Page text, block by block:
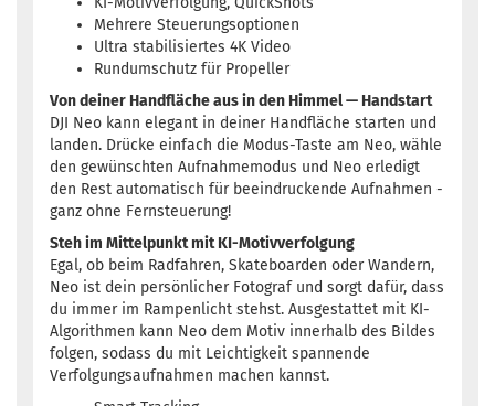
Mehrere Steuerungsoptionen
Ultra stabilisiertes 4K Video
Rundumschutz für Propeller
Von deiner Handfläche aus in den Himmel — Handstart
DJI Neo kann elegant in deiner Handfläche starten und
landen. Drücke einfach die Modus-Taste am Neo, wähle
den gewünschten Aufnahmemodus und Neo erledigt
den Rest automatisch für beeindruckende Aufnahmen -
ganz ohne Fernsteuerung!
Steh im Mittelpunkt mit KI-Motivverfolgung
Egal, ob beim Radfahren, Skateboarden oder Wandern,
Neo ist dein persönlicher Fotograf und sorgt dafür, dass
du immer im Rampenlicht stehst. Ausgestattet mit KI-
Algorithmen kann Neo dem Motiv innerhalb des Bildes
folgen, sodass du mit Leichtigkeit spannende
Verfolgungsaufnahmen machen kannst.